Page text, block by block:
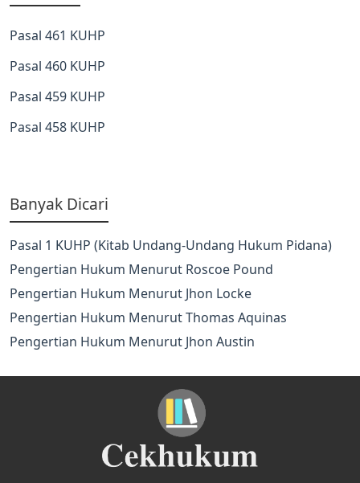
Pasal 461 KUHP
Pasal 460 KUHP
Pasal 459 KUHP
Pasal 458 KUHP
Banyak Dicari
Pasal 1 KUHP (Kitab Undang-Undang Hukum Pidana)
Pengertian Hukum Menurut Roscoe Pound
Pengertian Hukum Menurut Jhon Locke
Pengertian Hukum Menurut Thomas Aquinas
Pengertian Hukum Menurut Jhon Austin